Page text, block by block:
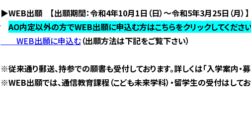
▶WEB出願 【出願期間：令和4年10月1日（日）～令和5年3月25日（月）】
AO内定以外の方でWEB出願に申込む方はこちらをクリックしてくだ
WEB出願に申込む（出願方法は下記をご覧下さい）
※従来通り郵送、持参での願書も受付しております。詳しくは「入学案内・
※WEB出願では、通信教育課程（こども未来学科）・留学生の受付はして